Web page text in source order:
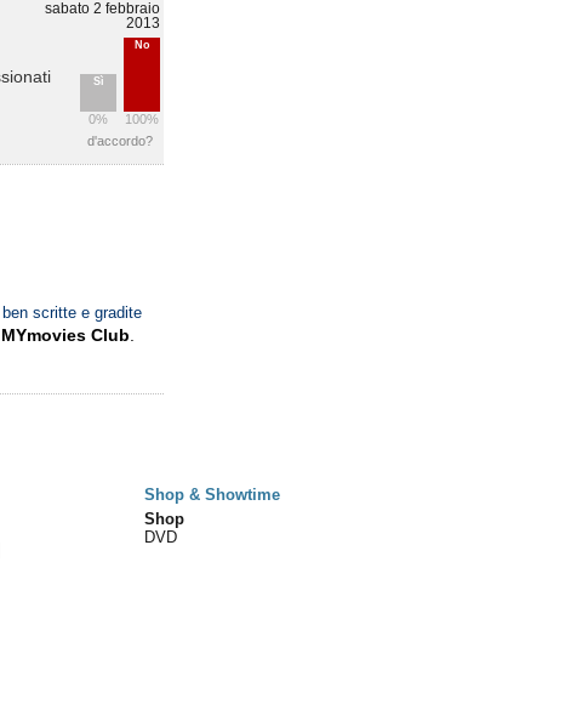
sabato 2 febbraio
2013
Sì
0%
No
100%
d'accordo?
scritte e gradite
Club
Shop & Showtime
Shop
DVD